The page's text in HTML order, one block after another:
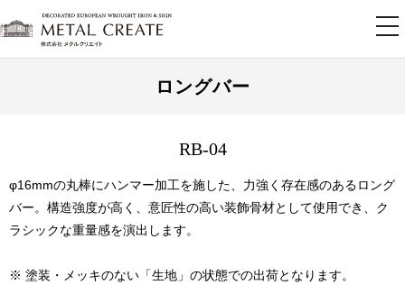
ロングバー
RB-04
φ16mmの丸棒にハンマー加工を施した、力強く存在感のあるロング
バー。構造強度が高く、意匠性の高い装飾骨材として使用でき、ク
ラシックな重量感を演出します。
※ 塗装・メッキのない「生地」の状態での出荷となります。